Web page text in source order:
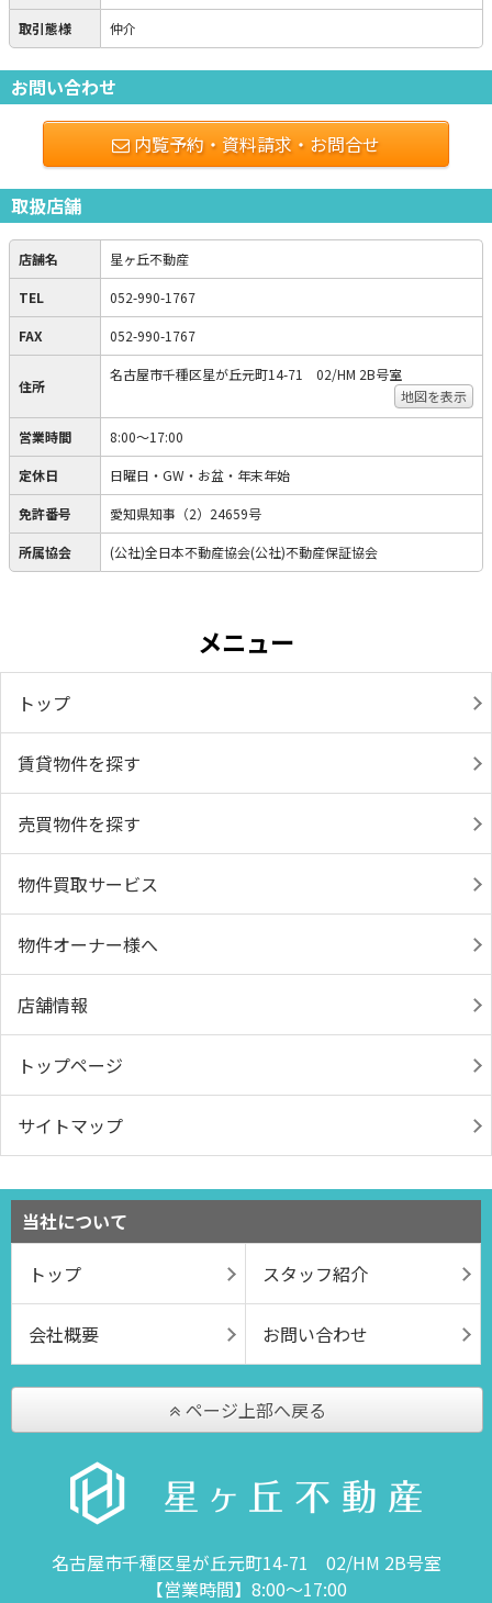
取引態様 仲介
お問い合わせ
内覧予約・資料請求・お問合せ
取扱店舗
店舗名 星ヶ丘不動産
TEL 052-990-1767
FAX 052-990-1767
住所
名古屋市千種区星が丘元町14-71 02/HM 2B号室
地図を表示
営業時間 8:00～17:00
定休日 日曜日・GW・お盆・年末年始
免許番号 愛知県知事（2）24659号
所属協会 (公社)全日本不動産協会(公社)不動産保証協会
メニュー
トップ
賃貸物件を探す
売買物件を探す
物件買取サービス
物件オーナー様へ
店舗情報
トップページ
サイトマップ
当社について
トップ
スタッフ紹介
会社概要 お問い合わせ
ページ上部へ戻る
名古屋市千種区星が丘元町14-71 02/HM 2B号室
【営業時間】8:00～17:00